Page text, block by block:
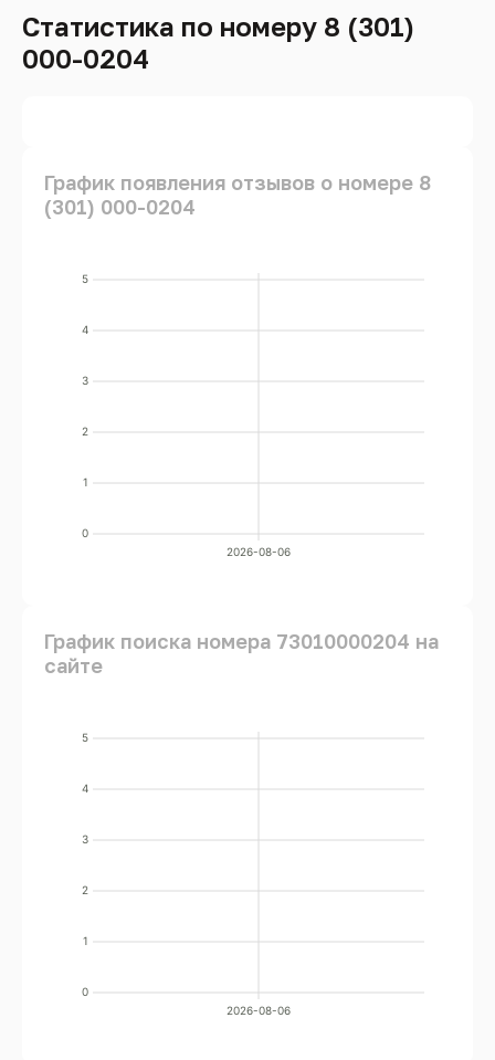
Статистика по номеру 8 (301)
000-0204
График появления отзывов о номере 8
(301) 000-0204
0
1
2
3
4
5
2026-08-06
График поиска номера 73010000204 на
сайте
0
1
2
3
4
5
2026-08-06